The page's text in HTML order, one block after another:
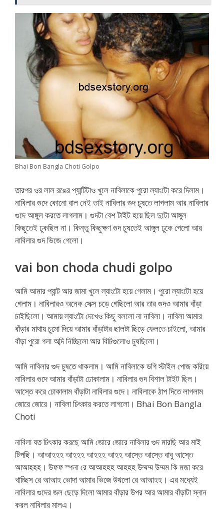
Bhai Bon Bangla Choti Golpo
তারপর ওর লাল রঙের প্যান্টিটাও খুলে নাবিলাকে পুরো ল্যাংটো করে দিলাম।
নাবিলার গুদে কোনো বাল নেই তাই নাবিলার গুদ চুষতে লাগলাম আর নাবিলার
গুদে আঙ্গুল করতে লাগলাম। গুদটা বেশ টাইট হয়ে ছিল দুটো আঙ্গুল
কিছুতেই ঢুকছিল না। কিন্তু কিছুক্ষণ গুদ চুষতেই আঙ্গুল ঢুকে গেলো আর
নাবিলার গুদ ভিজে গেলো।
vai bon choda chudi golpo
আমি আমার প্যান্ট আর জামা খুলে ল্যাংটো হয়ে গেলাম। পুরো ল্যাংটো হয়ে
গেলাম। নাবিলারও অনেক সেক্স চড়ে গেছিলো আর তার গুদও আমার বাঁড়া
চাইছিলো। আমায় ল্যাংটো দেখেও কিছু বললো না নাবিলা। নাবিলা আমার
বাঁড়ার মাথায় চুমো দিয়ে আমার বাঁড়াটার ছালটা ছিড়ে ফেলতে চাইলো, আমার
বাঁড়া পুরো গলা অব্দি নিচ্ছিলো আর বিচিগুলোও চুষছিলো।
আমি নাবিলার গুদ চুষতে থাকলাম। আমি নাবিলাকে ডগি স্টাইল পোজ করিয়ে
নাবিলার গুদে আমার বাঁড়াটা ঢোকালাম। নাবিলার গুদ বিশাল টাইট ছিল।
আস্তে করে ঢোকালাম বাঁড়াটা নাবিলার গুদে। নাবিলাকে ঠাপ দিতে লাগলাম
জোরে জোরে। নাবিলা চিৎকার করতে লাগলো। Bhai Bon Bangla
Choti
নাবিলা যত চিৎকার করছে আমি জোরে জোরে নাবিলার গুদ মারছি আর মাই
টিপছি। আআহহহ আহহহ আহহহ আহহ আস্তে আস্তে বাবু আস্তে
আআহহহ। উফফ স্পনা রে আআহহহ আহহহ উম্মম্ম উম্মম কি মজা করে
খাচ্ছিস রে আআহ ভোদা আমার ভিজে উথলো রে আআহহ। এর মধ্যেই
নাবিলার গুদের জল ছেড়ে দিলো আমার বাঁড়ার উপর আর আমার বাঁড়াটা স্নান
করল নাবিলার মালএ।